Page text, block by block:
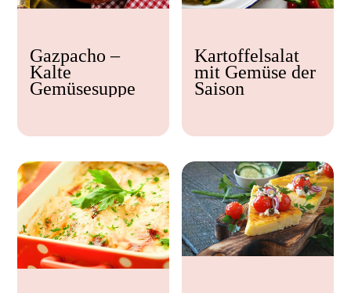
< 15 min
15 - 30 min
30 - 60 min
Gazpacho –
Kalte
Gemüsesuppe
Kartoffelsalat
mit Gemüse der
Saison